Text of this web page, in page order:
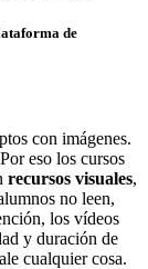
de
con imágenes.
eso los cursos
recursos visuales,
no leen,
los vídeos
y duración de
cualquier cosa.